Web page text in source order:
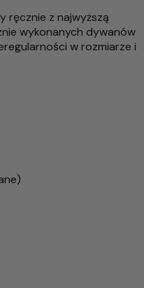
ręcznie z najwyższą
wykonanych dywanów
w rozmiarze i